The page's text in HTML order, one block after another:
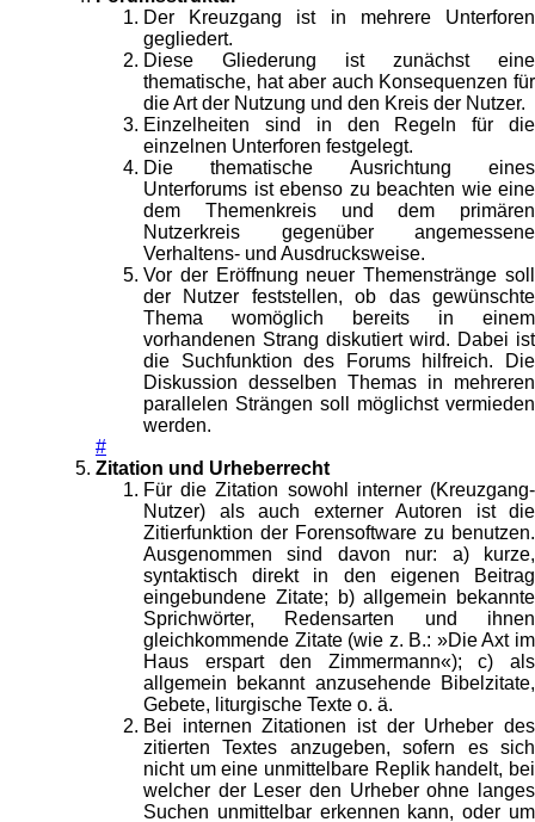
Der Kreuzgang ist in mehrere Unterforen
gegliedert.
Diese Gliederung ist zunächst eine
thematische, hat aber auch Konsequenzen für
die Art der Nutzung und den Kreis der Nutzer.
Einzelheiten sind in den Regeln für die
einzelnen Unterforen festgelegt.
Die thematische Ausrichtung eines
Unterforums ist ebenso zu beachten wie eine
dem Themenkreis und dem primären
Nutzerkreis gegenüber angemessene
Verhaltens- und Ausdrucksweise.
Vor der Eröffnung neuer Themenstränge soll
der Nutzer feststellen, ob das gewünschte
Thema womöglich bereits in einem
vorhandenen Strang diskutiert wird. Dabei ist
die Suchfunktion des Forums hilfreich. Die
Diskussion desselben Themas in mehreren
parallelen Strängen soll möglichst vermieden
werden.
#
Zitation und Urheberrecht
Für die Zitation sowohl interner (Kreuzgang-
Nutzer) als auch externer Autoren ist die
Zitierfunktion der Forensoftware zu benutzen.
Ausgenommen sind davon nur: a) kurze,
syntaktisch direkt in den eigenen Beitrag
eingebundene Zitate; b) allgemein bekannte
Sprichwörter, Redensarten und ihnen
gleichkommende Zitate (wie z. B.: »Die Axt im
Haus erspart den Zimmermann«); c) als
allgemein bekannt anzusehende Bibelzitate,
Gebete, liturgische Texte o. ä.
Bei internen Zitationen ist der Urheber des
zitierten Textes anzugeben, sofern es sich
nicht um eine unmittelbare Replik handelt, bei
welcher der Leser den Urheber ohne langes
Suchen unmittelbar erkennen kann, oder um